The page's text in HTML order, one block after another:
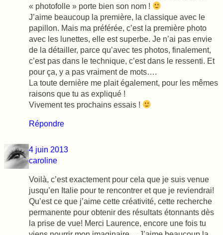
« photofolle » porte bien son nom !
J’aime beaucoup la première, la classique avec le
papillon. Mais ma préférée, c’est la première photo
avec les lunettes, elle est superbe. Je n’ai pas envie
de la détailler, parce qu’avec tes photos, finalement,
c’est pas dans le technique, c’est dans le ressenti. Et
pour ça, y a pas vraiment de mots….
La toute dernière me plait également, pour les mêmes
raisons que tu as expliqué !
Vivement tes prochains essais !
Répondre
4 juin 2013
caroline
Voilà, c’est exactement pour cela que je suis venue
jusqu’en Italie pour te rencontrer et que je reviendrai!
Qu’est ce que j’aime cette créativité, cette recherche
permanente pour obtenir des résultats étonnants dès
la prise de vue! Merci Laurence, encore une fois tu